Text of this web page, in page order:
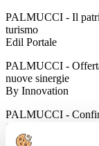
PALMUCCI - Il
turismo
Edil Portale
PALMUCCI -
nuove sinergie
By Innovation
PALMUCCI -
firmano intesa
Real Estate online